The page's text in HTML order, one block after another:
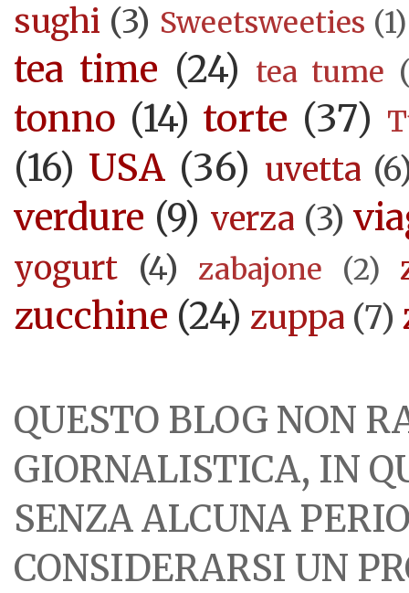
sughi (3) Sweetsweeties (1)
tea time (24) tea tume
tonno (14) torte (37)
(16) USA (36) uvetta
verdure (9) verza (3)
yogurt (4) zabajone (2)
zucchine (24) zuppa (7)
QUESTO BLOG NON
GIORNALISTICA, IN
SENZA ALCUNA
CONSIDERARSI UN